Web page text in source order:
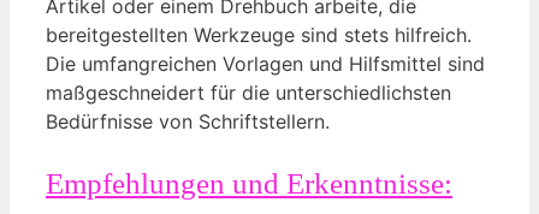
Artikel oder einem Drehbuch arbeite, die
bereitgestellten Werkzeuge sind stets hilfreich.
Die umfangreichen Vorlagen und Hilfsmittel sind
maßgeschneidert für die unterschiedlichsten
Bedürfnisse von Schriftstellern.
Empfehlungen und Erkenntnisse: